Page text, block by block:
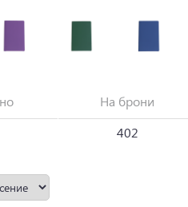
На брони
402